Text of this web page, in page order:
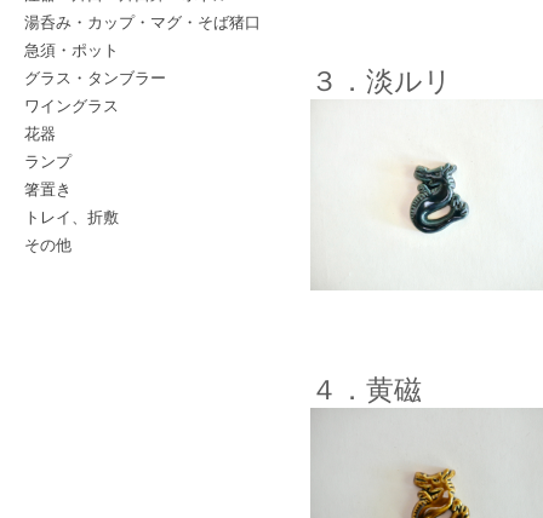
湯呑み・カップ・マグ・そば猪口
急須・ポット
グラス・タンブラー
ワイングラス
花器
ランプ
箸置き
トレイ、折敷
その他
３．淡ルリ
４．黄磁